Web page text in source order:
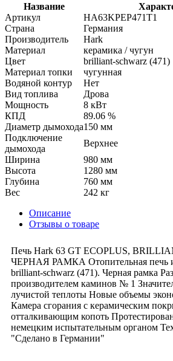
Название
Артикул
HA63KPEP471T1
Страна
Германия
Производитель
Hark
Материал
керамика / чугун
Цвет
brilliant-schwarz (471)
Материал топки
чугунная
Водяной контур
Нет
Вид топлива
Дрова
Мощность
8 кВт
КПД
89.06 %
Диаметр дымохода150 мм
Подключение
дымохода
Верхнее
Ширина
980 мм
Высота
1280 мм
Глубина
760 мм
Вес
242 кг
Описание
Отзывы о товаре
Печь Hark 63 GT ECOPLUS,
ЧЕРНАЯ РАМКА Отопительная печь
brilliant-schwarz (471). Черная рамка
производителем каминов № 1
лучистой теплоты Новые объемы
Камера сгорания с керамическим
отталкивающим копоть
немецким испытательным органом
"Сделано в Германии"